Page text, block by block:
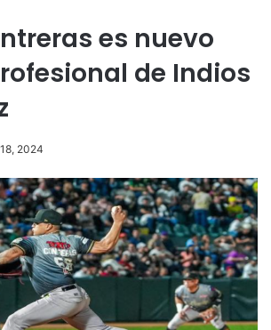
es nuevo
de Indios
2024